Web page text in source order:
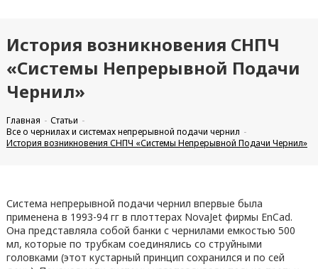
История возникновения СНПЧ
«Системы Непрерывной Подачи
Чернил»
Главная
Статьи
Все о чернилах и системах непрерывной подачи чернил
История возникновения СНПЧ «Системы Непрерывной Подачи Чернил»
Система непрерывной подачи чернил впервые была
применена в 1993-94 гг в плоттерах NovaJet фирмы EnCad.
Она представляла собой банки с чернилами емкостью 500
мл, которые по трубкам соединялись со струйными
головками (этот кустарный принцип сохранился и по сей